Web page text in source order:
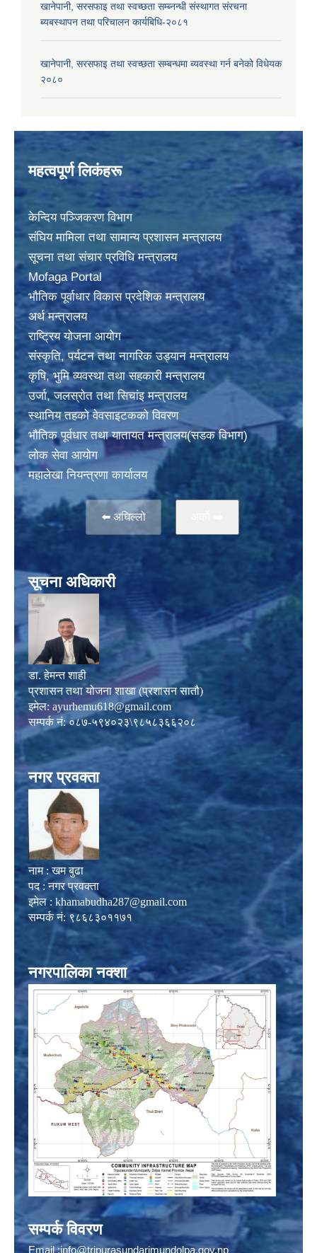
खानेपानी, सरसफाइ तथा स्वच्छता सम्ब्नन्धी संस्थागत संरचना
ब्यबस्थापन तथा परिचालन कार्यबिधि-२०८१
खानेपानी, सरसफाइ तथा स्वच्छता सम्बन्धमा ब्यवस्था गर्न बनेको विधेयक
२०८०
महत्वपूर्ण लिकंहरू
केन्दिय पञ्जिकरण विभाग
संघिय मामिला तथा सामान्य प्रशासन मन्त्रालय
सूचना तथा संचार प्रविधि मन्त्रालय
Mofaga Portal
भाैतिक पूर्वाधार विकास प्रदेशिक मन्त्रालय
अर्थ मन्त्रालय
राष्ट्रिय योजना आयोग
संस्कृति, पर्यटन तथा नागरिक उड्यान मन्त्रालय
कृषि, भुमि व्यवस्था तथा सहकारी मन्त्रालय
उर्जा, जलस्राेत तथा सिचांइ मन्त्रालय
स्थानिय तहकाे वेवसाइटककाे विवरण
भाैतिक पूर्वधार तथा यातायत मन्त्रालय(सडक विभाग)
लाेक सेवा आयोग
महालेखा नियन्त्रणा कार्यालय
⬅️ अघिल्लो
सूचना अधिकारी
डा. हेमन्त शाही
प्रशासन तथा योजना शाखा (प्रशासन सातौ)
इमेल: ayurhemu618@gmail.com
सम्पर्क नं: ०८७-५९४०२३\९८५८३६६२०८
नगर प्रवक्ता
नाम : खम बुढा
पद : नगर प्रवक्ता
इमेल : khamabudha287@gmail.com
सम्पर्क नं: ९८६८३०११७१
नगरपालिका नक्शा
सम्पर्क विवरण
Email :info@tripurasundarimundolpa.gov.np